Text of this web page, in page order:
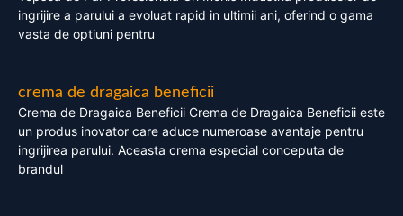
ingrijire a parului a evoluat rapid in ultimii ani, oferind o gama
vasta de optiuni pentru
crema de dragaica beneficii
Crema de Dragaica Beneficii Crema de Dragaica Beneficii este
un produs inovator care aduce numeroase avantaje pentru
ingrijirea parului. Aceasta crema especial conceputa de
brandul